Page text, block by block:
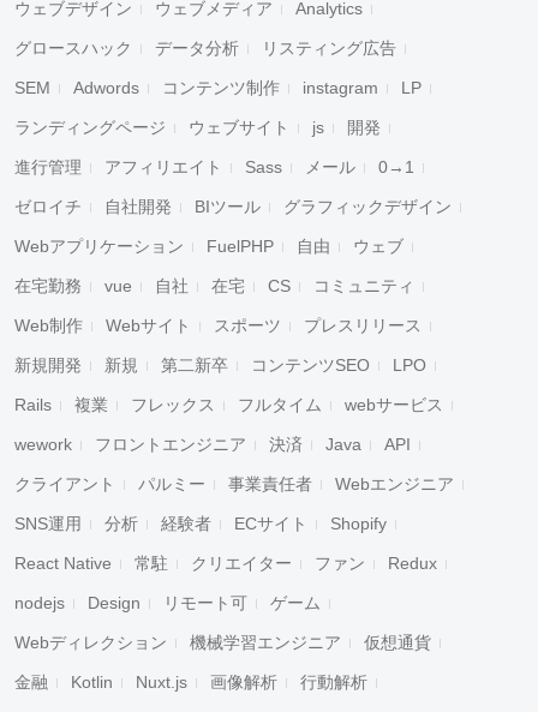
ウェブデザイン ウェブメディア Analytics
グロースハック データ分析 リスティング広告
SEM Adwords コンテンツ制作 instagram LP
ランディングページ ウェブサイト js 開発
進行管理 アフィリエイト Sass メール 0→1
ゼロイチ 自社開発 BIツール グラフィックデザイン
Webアプリケーション FuelPHP 自由 ウェブ
在宅勤務 vue 自社 在宅 CS コミュニティ
Web制作 Webサイト スポーツ プレスリリース
新規開発 新規 第二新卒 コンテンツSEO LPO
Rails 複業 フレックス フルタイム webサービス
wework フロントエンジニア 決済 Java API
クライアント パルミー 事業責任者 Webエンジニア
SNS運用 分析 経験者 ECサイト Shopify
React Native 常駐 クリエイター ファン Redux
nodejs Design リモート可 ゲーム
Webディレクション 機械学習エンジニア 仮想通貨
金融 Kotlin Nuxt.js 画像解析 行動解析